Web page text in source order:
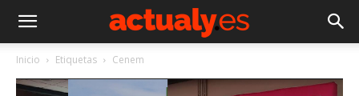
Inicio Etiquetas Cenem